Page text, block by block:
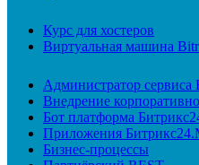
Курс для хостеров
Виртуальная машина
Администратор сервиса
Внедрение
Бот платформа
Приложения
Бизнес-процессы